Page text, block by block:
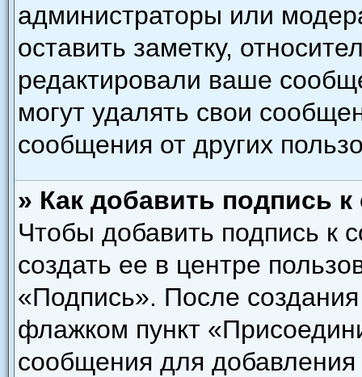
администраторы или
оставить заметку,
редактировали ваше
могут удалять свои
сообщения от других
» Как добавить подпись
Чтобы добавить подпись
создать ее в центре
«Подпись». После
флажком пункт
сообщения для